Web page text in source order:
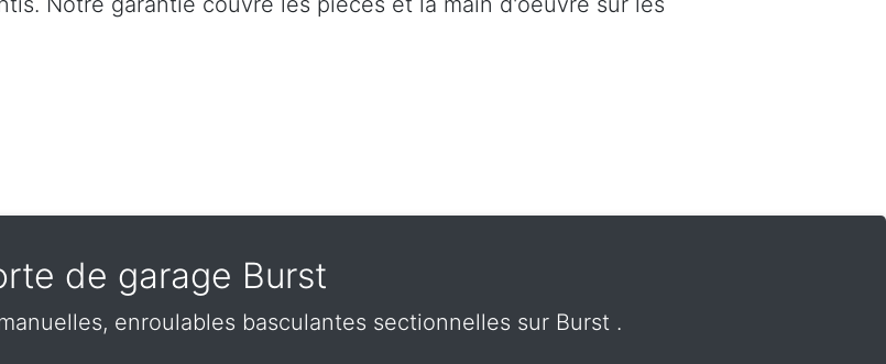
de garage Burst
enroulables basculantes sectionnelles sur Burst .